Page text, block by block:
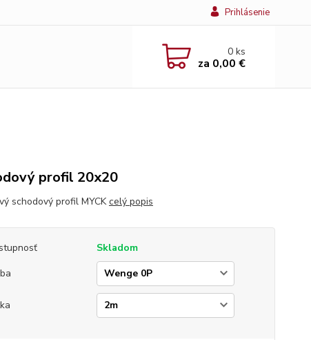
Prihlásenie
0ks
za 0,00 €
profil 20x20
schodový profil MYCKcelý popis
Skladom